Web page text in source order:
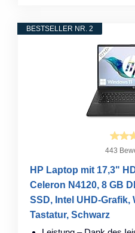
BESTSELLER NR. 2
443
HP Laptop mit 17,3"
Celeron N4120, 8 GB
SSD, Intel UHD-Grafik,
Tastatur, Schwarz